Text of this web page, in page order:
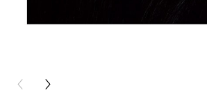
PREVIOUS CARD
NEXT CARD